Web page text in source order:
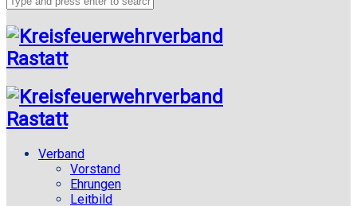
Verband
Vorstand
Ehrungen
Leitbild